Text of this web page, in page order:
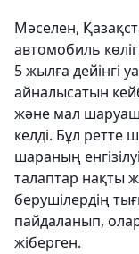
Мәселен,
автомобиль
5 жылға дейінгі
айналысатын
және мал
келді. Бұл ретте
шараның
талаптар нақты
берушілердің
пайдаланып,
жіберген.